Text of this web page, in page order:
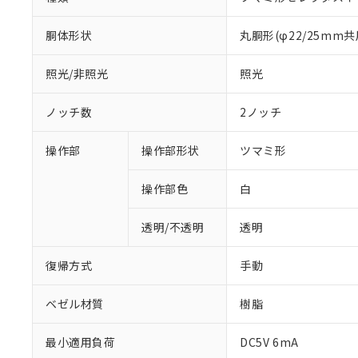
胴体形状 丸胴形(φ22/25mm共
照光/非照光 照光
ノッチ数 2ノッチ
操作部 操作部形状 ツマミ形
操作部色 白
透明/不透明 透明
復帰方式 手動
ベゼル材質 樹脂
最小適用負荷 DC5V 6mA